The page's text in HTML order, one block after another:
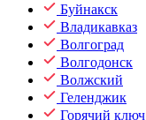
Буйнакск
Владикавказ
Волгоград
Волгодонск
Волжский
Геленджик
Горячий ключ